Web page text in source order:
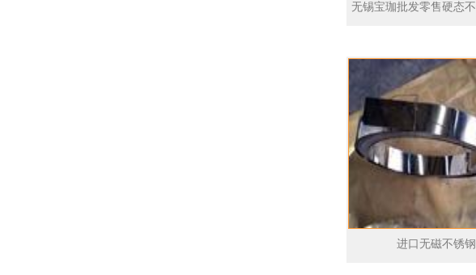
无锡宝珈批发零售硬态
进口无磁不锈